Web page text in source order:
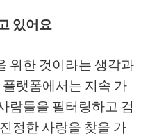
있어요
위한 것이라는 생각과
랫폼에서는 지속 가
람들을 필터링하고 검
정한 사랑을 찾을 가